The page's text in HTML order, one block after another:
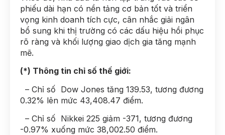
phiếu dài hạn có nền tảng cơ bản tốt và triển
vọng kinh doanh tích cực, cân nhắc giải ngân
bổ sung khi thị trường có các dấu hiệu hồi phục
rõ ràng và khối lượng giao dịch gia tăng mạnh
mẽ.
(*) Thông tin chỉ số thế giới:
– Chỉ số Dow Jones tăng 139.53, tương đương
0.32% lên mức 43,408.47 điểm.
– Chỉ số Nikkei 225 giảm -371, tương đương
-0.97% xuống mức 38,002.50 điểm.